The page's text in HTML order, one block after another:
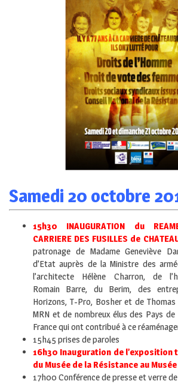
Samedi 20 octobre
15h30 INAUGURATION du
CARRIERE DES FUSILLES de
patronage de Madame Geneviève
d’Etat auprès de la Ministre des
l’architecte Hélène Charron, de
Romain Barre, du Berim, des
Horizons, T-Pro, Bosher et de
MRN et de nombreux élus des Pays
France qui ont contribué à ce
15h45 prises de paroles
16h30 Inauguration de l’exposition
du Musée de la Résistance au Musée
17h00 Conférence de presse et verre de